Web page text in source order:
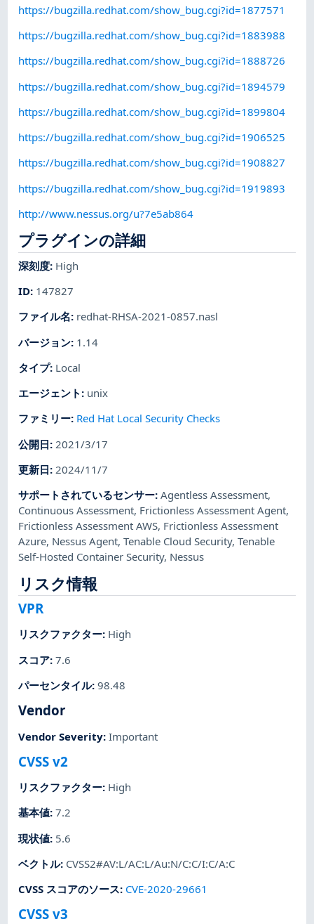
https://bugzilla.redhat.com/show_bug.cgi?id=1877571
https://bugzilla.redhat.com/show_bug.cgi?id=1883988
https://bugzilla.redhat.com/show_bug.cgi?id=1888726
https://bugzilla.redhat.com/show_bug.cgi?id=1894579
https://bugzilla.redhat.com/show_bug.cgi?id=1899804
https://bugzilla.redhat.com/show_bug.cgi?id=1906525
https://bugzilla.redhat.com/show_bug.cgi?id=1908827
https://bugzilla.redhat.com/show_bug.cgi?id=1919893
http://www.nessus.org/u?7e5ab864
プラグインの詳細
深刻度: High
ID: 147827
ファイル名: redhat-RHSA-2021-0857.nasl
バージョン: 1.14
タイプ: Local
エージェント : unix
ファミリー: Red Hat Local Security Checks
公開日: 2021/3/17
更新日: 2024/11/7
サポートされているセンサー:Agentless Assessment,
Continuous Assessment, Frictionless Assessment Agent,
Frictionless Assessment AWS, Frictionless Assessment
Azure, Nessus Agent,Tenable Cloud Security,Tenable
Self-Hosted Container Security, Nessus
リスク情報
VPR
リスクファクター: High
スコア:7.6
パーセンタイル:98.48
Vendor
Vendor Severity:Important
CVSS v2
リスクファクター: High
基本値:7.2
現状値: 5.6
ベクトル: CVSS2#AV:L/AC:L/Au:N/C:C/I:C/A:C
CVSS スコアのソース: CVE-2020-29661
CVSS v3